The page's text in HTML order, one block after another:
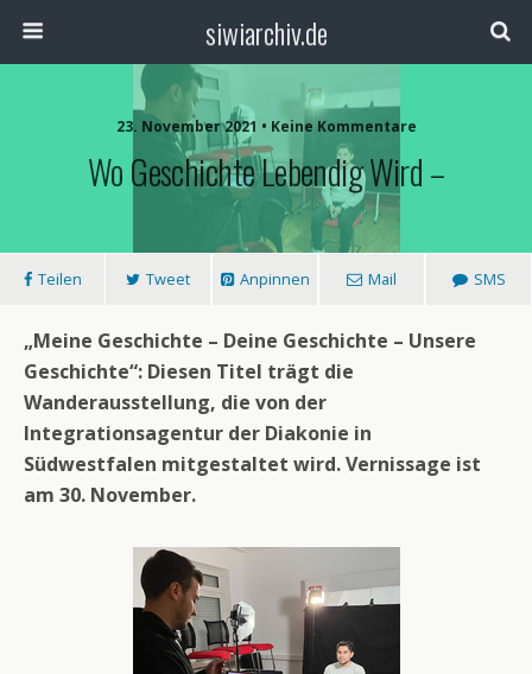
siwiarchiv.de
23. November 2021 • Keine Kommentare
Wo Geschichte Lebendig Wird –
Teilen Tweet Anpinnen Mail SMS
„Meine Geschichte – Deine Geschichte – Unsere
Geschichte“: Diesen Titel trägt die
Wanderausstellung, die von der
Integrationsagentur der Diakonie in
Südwestfalen mitgestaltet wird. Vernissage ist
am 30. November.